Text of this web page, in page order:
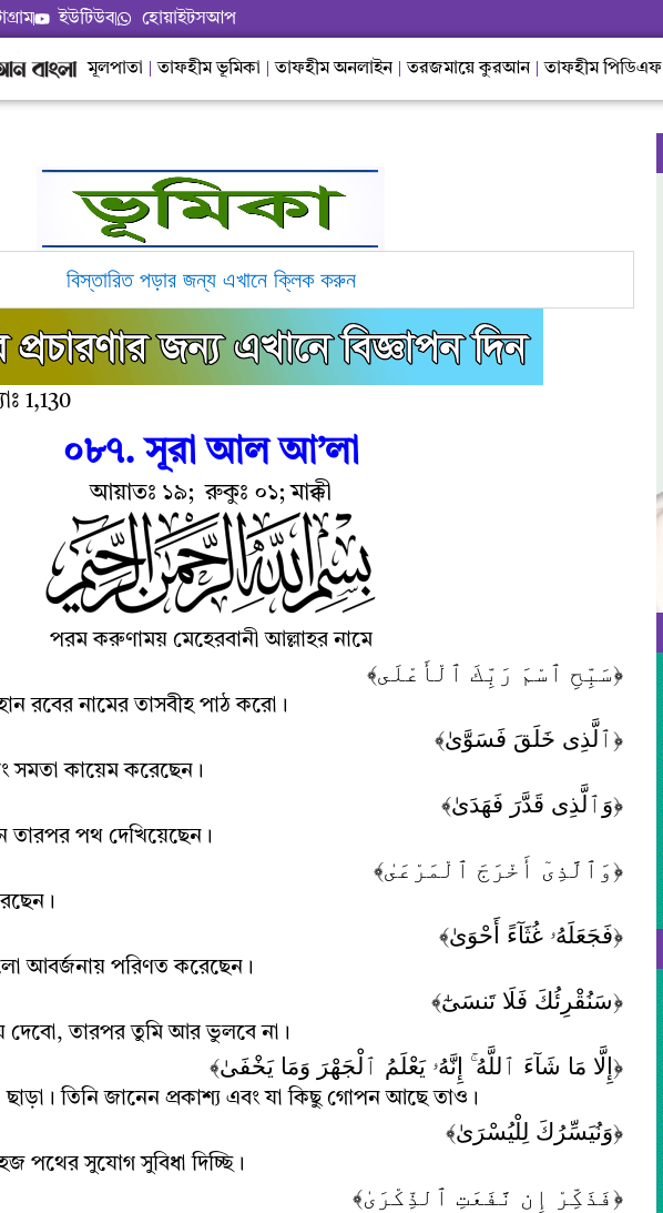
ইউটিউব হোয়াইটসআপ
মূলপাতা তাফহীম ভূমিকা তাফহীম অনলাইন তরজমায়ে কুরআন তাফহীম পিডিএফ
বিস্তারিত পড়ার জন্য এখানে ক্লিক করুন
1,130
০৮৭.সূরা আল আ’লা
আয়াতঃ ১৯;রুকুঃ ০১;মাক্কী
পরম করুণাময় মেহেরবানী আল্লাহর নামে
﴿سَبِّحِ ٱسْمَ رَبِّكَ ٱلْأَعْلَى﴾
রবের নামের তাসবীহ পাঠ করো ।
﴿ٱلَّذِى خَلَقَ فَسَوَّىٰ﴾
সমতা কায়েম করেছেন ।
﴿وَٱلَّذِى قَدَّرَ فَهَدَىٰ﴾
তারপর পথ দেখিয়েছেন ।
﴿وَٱلَّذِىٓ أَخْرَجَ ٱلْمَرْعَىٰ﴾
।
﴿فَجَعَلَهُۥ غُثَآءً أَحْوَىٰ﴾
আবর্জনায় পরিণত করেছেন ।
﴿سَنُقْرِئُكَ فَلَا تَنسَىٰٓ﴾
দেবো,তারপর তুমি আর ভুলবে না ।
﴿إِلَّا مَا شَآءَ ٱللَّهُ ۚ إِنَّهُۥ يَعْلَمُ ٱلْجَهْرَ وَمَا يَخْفَىٰ﴾
। তিনি জানেন প্রকাশ্য এবং যা কিছু গোপন আছে তাও ।
﴿وَنُيَسِّرُكَ لِلْيُسْرَىٰ﴾
পথের সুযোগ সুবিধা দিচ্ছি ।
﴿فَذَكِّرْ إِن نَّفَعَتِ ٱلذِّكْرَىٰ﴾